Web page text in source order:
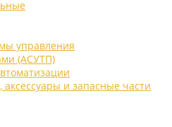
управления
(АСУТП)
и запасные части